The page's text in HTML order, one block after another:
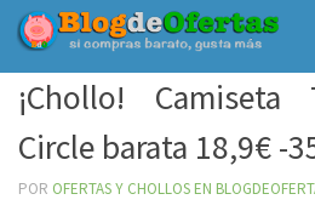
Debajo del contenido
¡Chollo! Camiseta
Circle barata 18,9€ -
POR OFERTAS Y CHOLLOS EN